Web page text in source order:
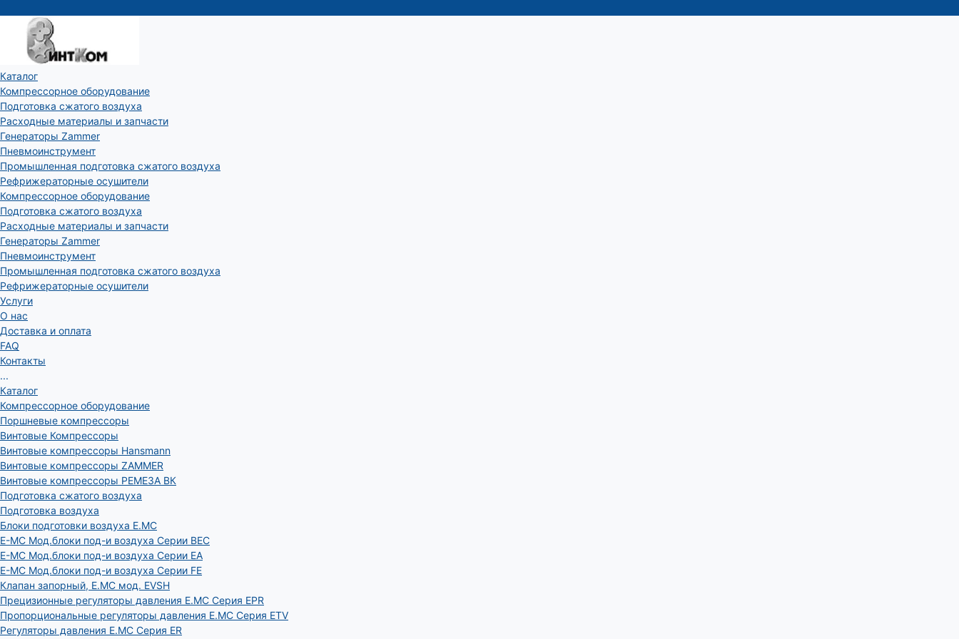
Каталог
Компрессорное оборудование
Подготовка сжатого воздуха
Расходные материалы и запчасти
Генераторы Zammer
Пневмоинструмент
Промышленная подготовка сжатого воздуха
Рефрижераторные осушители
Компрессорное оборудование
Подготовка сжатого воздуха
Расходные материалы и запчасти
Генераторы Zammer
Пневмоинструмент
Промышленная подготовка сжатого воздуха
Рефрижераторные осушители
Услуги
О нас
Доставка и оплата
FAQ
Контакты
...
Каталог
Компрессорное оборудование
Поршневые компрессоры
Винтовые Компрессоры
Винтовые компрессоры Hansmann
Винтовые компрессоры ZAMMER
Винтовые компрессоры РЕМЕЗА ВК
Подготовка сжатого воздуха
Подготовка воздуха
Блоки подготовки воздуха E.MC
E-MC Мод.блоки под-и воздуха Серии BEC
E-MC Мод.блоки под-и воздуха Серии EA
E-MC Мод.блоки под-и воздуха Серии FE
Клапан запорный, E.MC мод. EVSH
Прецизионные регуляторы давления E.MC Серия EPR
Пропорциональные регуляторы давления E.MC Серия ETV
Регуляторы давления E.MC Серия ER